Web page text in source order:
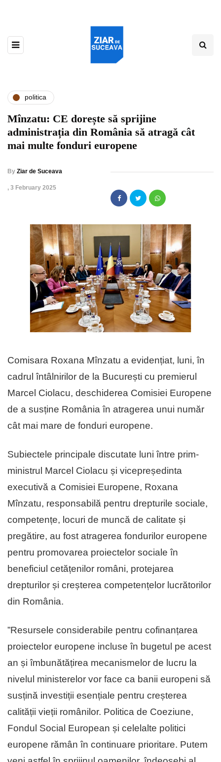
politica
Mînzatu: CE dorește să sprijine
administrația din România să atragă cât
mai multe fonduri europene
By Ziar de Suceava
, 3 February 2025
Comisara Roxana Mînzatu a evidențiat, luni, în
cadrul întâlnirilor de la București cu premierul
Marcel Ciolacu, deschiderea Comisiei Europene
de a susține România în atragerea unui număr
cât mai mare de fonduri europene.
Subiectele principale discutate luni între prim-
ministrul Marcel Ciolacu și vicepreședinta
executivă a Comisiei Europene, Roxana
Mînzatu, responsabilă pentru drepturile sociale,
competențe, locuri de muncă de calitate și
pregătire, au fost atragerea fondurilor europene
pentru promovarea proiectelor sociale în
beneficiul cetățenilor români, protejarea
drepturilor și creșterea competențelor lucrătorilor
din România.
”Resursele considerabile pentru cofinanțarea
proiectelor europene incluse în bugetul pe acest
an și îmbunătățirea mecanismelor de lucru la
nivelul ministerelor vor face ca banii europeni să
susțină investiții esențiale pentru creșterea
calității vieții românilor. Politica de Coeziune,
Fondul Social European și celelalte politici
europene rămân în continuare prioritare. Putem